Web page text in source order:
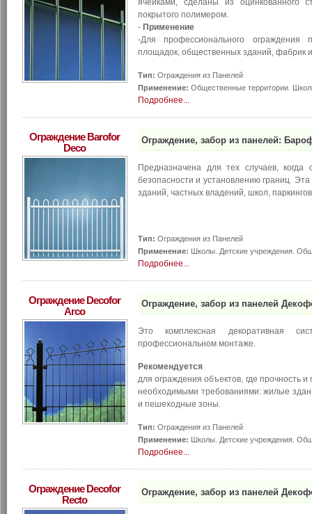
ячейками, сделаны из оцинкованного
покрытого полимером.
- Применение
-Для профессионального
площадок, общественных зданий, фабрик
Тип: Ограждения из Панелей
Применение: Общественные территории.
Подробнее...
Ограждение Barofor
Deco
Ограждение, забор из панелей:
Предназначена для тех случаев,
безопасности и установлению границ.
зданий, частных владений, школ,
Тип: Ограждения из Панелей
Применение: Школы. Детские учреждения.
Подробнее...
Ограждение Decofor
Arco
Ограждение, забор из панелей
Это комплексная декоративная
профессиональном монтаже.
Рекомендуется
для ограждения объектов, где прочность
необходимыми требованиями: жилые
и пешеходные зоны.
Тип: Ограждения из Панелей
Применение: Школы. Детские учреждения.
Подробнее...
Ограждение Decofor
Recto
Ограждение, забор из панелей